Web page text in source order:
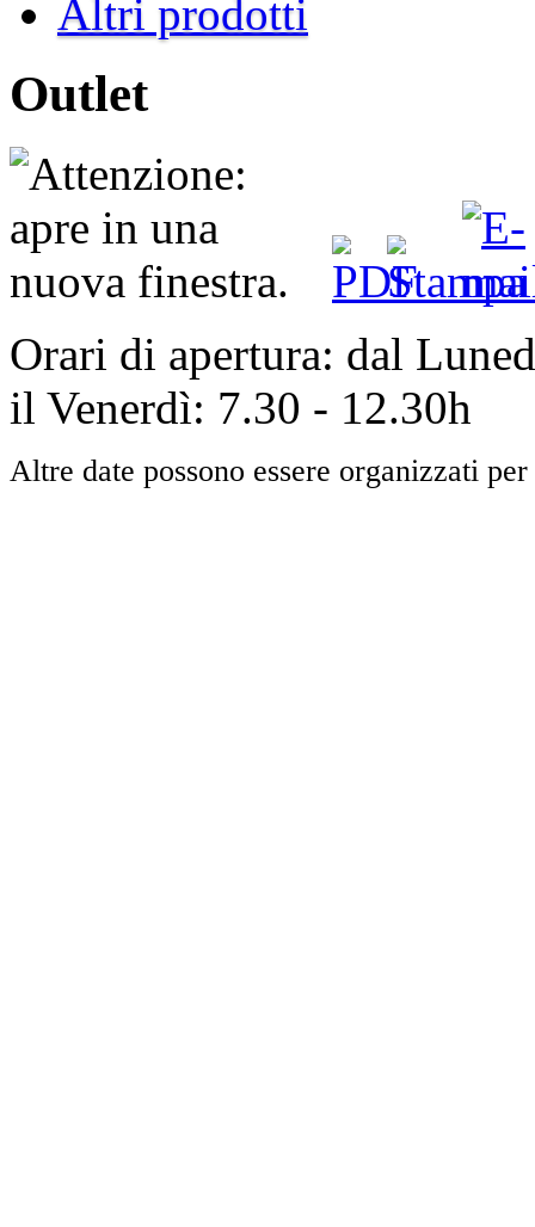
Altri prodotti
Outlet
Orari di apertura: dal
il Venerdì: 7.30 - 12.30h
Altre date possono essere organizzati